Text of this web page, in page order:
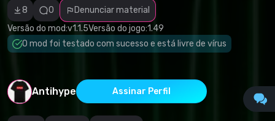
8 0
Denunciar material
Versão do mod:v1.1.5Versão do jogo:1.49
O mod foi testado com sucesso e está livre de vírus
Antihype Assinar Perfil
incorreta
Software
malicioso/vírus
Conteúdo não
funcional
Descrição